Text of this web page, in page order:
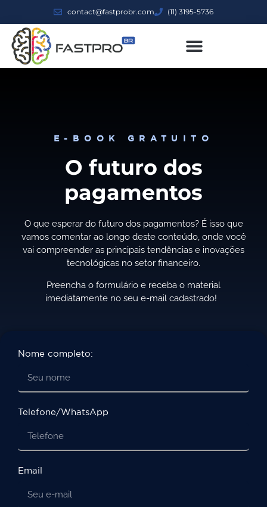
contact@fastprobr.com (11) 3195-5736
E-BOOK GRATUITO
O futuro dos
pagamentos
O que esperar do futuro dos pagamentos? É isso que
vamos comentar ao longo deste conteúdo, onde você
vai compreender as principais tendências e inovações
tecnológicas no setor financeiro.
Preencha o formulário e receba o material
imediatamente no seu e-mail cadastrado!
Nome completo:
Telefone/WhatsApp
Email